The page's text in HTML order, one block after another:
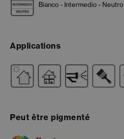
Bianco - Intermedio - Neutro
Applications
Peut être pigmenté